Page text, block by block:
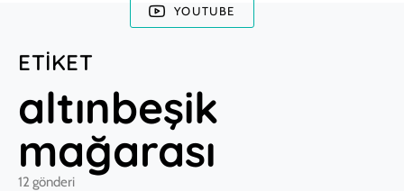
YOUTUBE
ETIKET
altınbeşik
mağarası
12 gönderi